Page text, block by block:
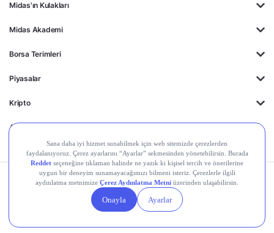
Midas'ın Kulakları
Midas Akademi
Borsa Terimleri
Piyasalar
Kripto
Ayrıcalıklar
Kişisel Verilerin
Gizlilik
Politikası
Yasal
Duyurular
Çerez